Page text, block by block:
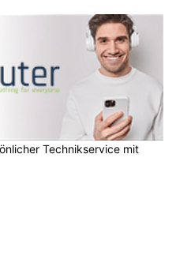
Technikservice mit